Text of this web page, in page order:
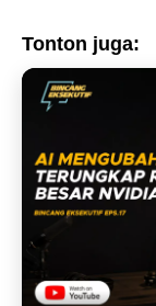
Tonton juga: